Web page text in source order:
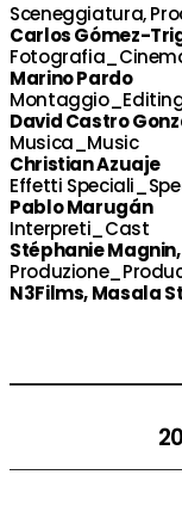
Sceneggiatura,
Carlos Gómez-
Marino Pardo
David Castro
Musica_Music
Christian Azuaje
Effetti
Pablo Marugán
Interpreti_Cast
Stéphanie
N3Films, Masala